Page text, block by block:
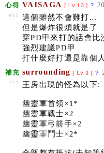
心得 VAISAGA [ Lv.13 ]?
#10
這個雖然不會難打...
但是爆炸很煩就是了
穿PD甲來打的話會
強烈建議PD甲
打什麼好打還是靠個
補充 surrounding [ Lv.1 ]?
#11 王房出現的怪為以下:
幽靈軍首領×1*
幽靈軍戰士×2
幽靈軍弓箭手×2
幽靈軍鬥士×2*